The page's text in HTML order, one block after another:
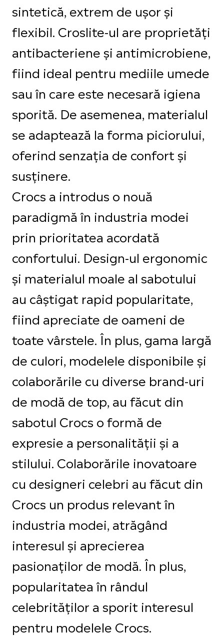
sintetică, extrem de ușor și
flexibil. Croslite-ul are proprietăți
antibacteriene și antimicrobiene,
fiind ideal pentru mediile umede
sau în care este necesară igiena
sporită. De asemenea, materialul
se adaptează la forma piciorului,
oferind senzația de confort și
susținere.
Crocs a introdus o nouă
paradigmă în industria modei
prin prioritatea acordată
confortului. Design-ul ergonomic
și materialul moale al sabotului
au câștigat rapid popularitate,
fiind apreciate de oameni de
toate vârstele. În plus, gama largă
de culori, modelele disponibile și
colaborările cu diverse brand-uri
de modă de top, au făcut din
sabotul Crocs o formă de
expresie a personalității și a
stilului. Colaborările inovatoare
cu designeri celebri au făcut din
Crocs un produs relevant în
industria modei, atrăgând
interesul și aprecierea
pasionaților de modă. În plus,
popularitatea în rândul
celebrităților a sporit interesul
pentru modelele Crocs.